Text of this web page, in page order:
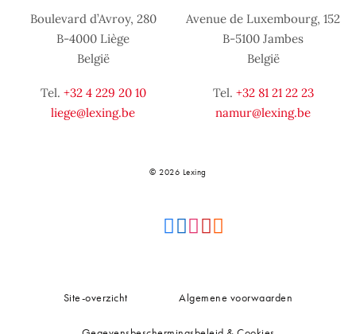
Boulevard d’Avroy, 280
B-4000 Liège
België
Tel. +32 4 229 20 10
liege@lexing.be
Avenue de Luxembourg, 152
B-5100 Jambes
België
Tel. +32 81 21 22 23
namur@lexing.be
© 2026 Lexing
Site-overzicht Algemene voorwaarden